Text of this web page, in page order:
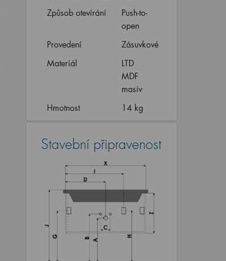
Způsob otevírání
Push-to-
open
Provedení
Zásuvkové
Materiál
LTD
MDF
masiv
Hmotnost
14 kg
Stavební připravenost